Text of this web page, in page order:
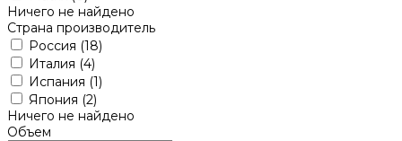
Ничего не найдено
Страна производитель
Россия (18)
Италия (4)
Испания (1)
Япония (2)
Ничего не найдено
Объем